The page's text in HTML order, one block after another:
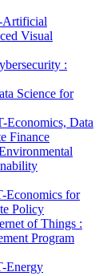
Artificial
Visual
:
Science for
Data
Finance
Economics for
Policy
of Things :
Program
Energy